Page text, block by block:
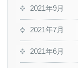
2021年9月
2021年7月
2021年6月